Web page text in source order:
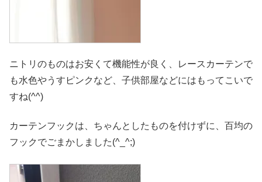
ニトリのものはお安くて機能性が良く、レースカーテンで
も水色やうすピンクなど、子供部屋などにはもってこいで
すね(^^)
カーテンフックは、ちゃんとしたものを付けずに、百均の
フックでごまかしました(^_^;)